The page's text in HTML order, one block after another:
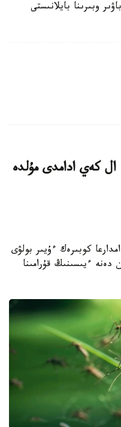
وبىرىنا بايلانىستى
ال كەي ادامدى مۇلدە
كوبىرەك ءۇيىر بولۋى
دەنە ءيىسىنىڭ قۇرامىنا